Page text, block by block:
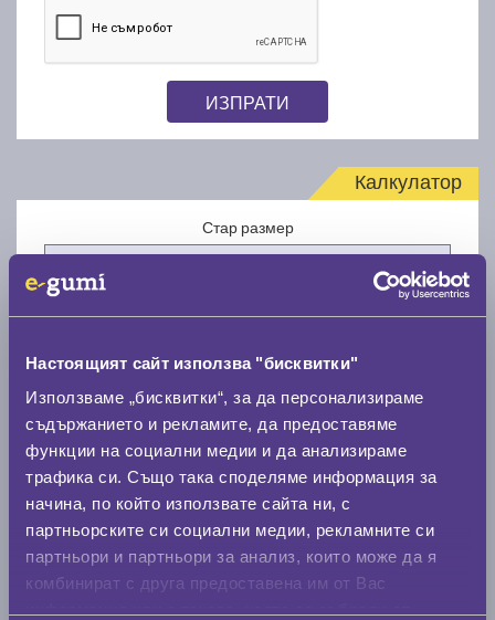
Настоящият сайт използва "бисквитки"
Използваме „бисквитки“, за да персонализираме
съдържанието и рекламите, да предоставяме
функции на социални медии и да анализираме
трафика си. Също така споделяме информация за
начина, по който използвате сайта ни, с
партньорските си социални медии, рекламните си
партньори и партньори за анализ, които може да я
комбинират с друга предоставена им от Вас
ИЗПРАТИ
Калкулатор
Стар размер
Нов размер
Стар размер